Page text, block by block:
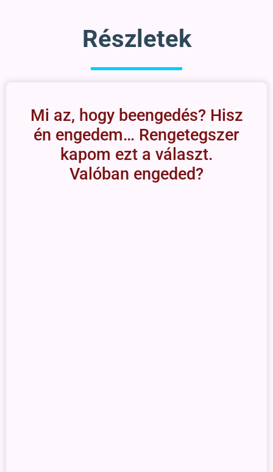
Részletek
Mi az, hogy beengedés? Hisz
én engedem… Rengetegszer
kapom ezt a választ.
Valóban engeded?